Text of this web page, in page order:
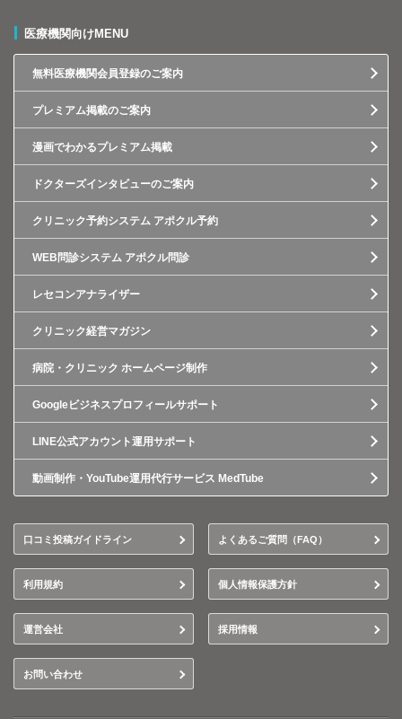
医療機関向けMENU
無料医療機関会員登録のご案内
プレミアム掲載のご案内
漫画でわかるプレミアム掲載
ドクターズインタビューのご案内
クリニック予約システム アポクル予約
WEB問診システム アポクル問診
レセコンアナライザー
クリニック経営マガジン
病院・クリニック ホームページ制作
Googleビジネスプロフィールサポート
LINE公式アカウント運用サポート
動画制作・YouTube運用代行サービス MedTube
口コミ投稿ガイドライン よくあるご質問（FAQ）
利用規約 個人情報保護方針
運営会社 採用情報
お問い合わせ